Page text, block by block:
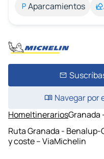
Aparcamientos
Navegar por
HomeItinerariosGranada
Ruta Granada -
y coste – ViaMichelin